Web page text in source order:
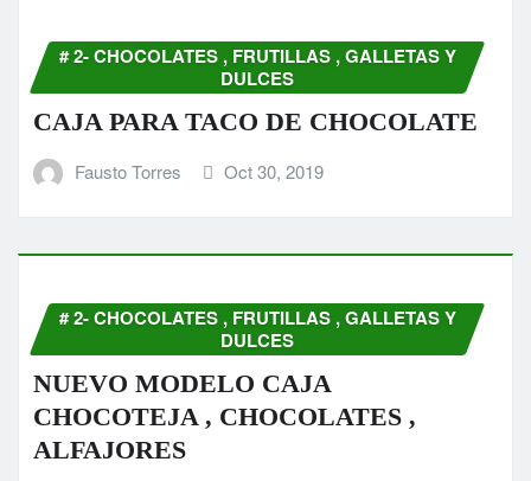
# 2- CHOCOLATES , FRUTILLAS , GALLETAS Y
DULCES
CAJA PARA TACO DE CHOCOLATE
Fausto Torres Oct 30, 2019
# 2- CHOCOLATES , FRUTILLAS , GALLETAS Y
DULCES
NUEVO MODELO CAJA
CHOCOTEJA , CHOCOLATES ,
ALFAJORES